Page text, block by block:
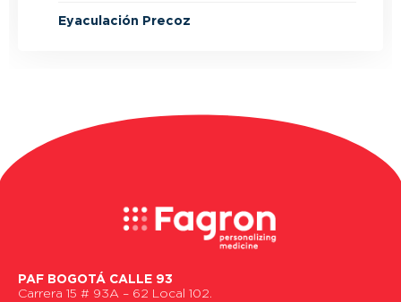
Eyaculación Precoz
PAF BOGOTÁ CALLE 93
Carrera 15 # 93A – 62 Local 102.